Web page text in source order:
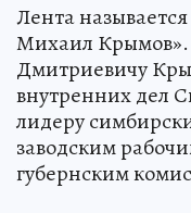
Лента
Михаил
Дмитриевичу
внутренних дел
лидеру
заводским
губернским